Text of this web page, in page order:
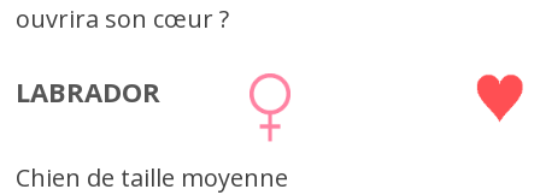
ouvrira son cœur ?
LABRADOR
Chien de taille moyenne